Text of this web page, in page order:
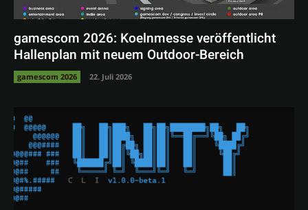
gamescom 2026: Koelnmesse veröffentlicht
Hallenplan mit neuem Outdoor-Bereich
gamescom 2026 22. Juli 2026